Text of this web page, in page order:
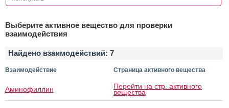
Выберите активное вещество для проверки
взаимодействия
Найдено взаимодействий: 7
Взаимодействие Страница активного вещества
Аминофиллин Перейти на стр. активного
вещества